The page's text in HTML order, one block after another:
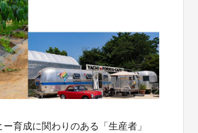
育成に関わりのある「生産者」